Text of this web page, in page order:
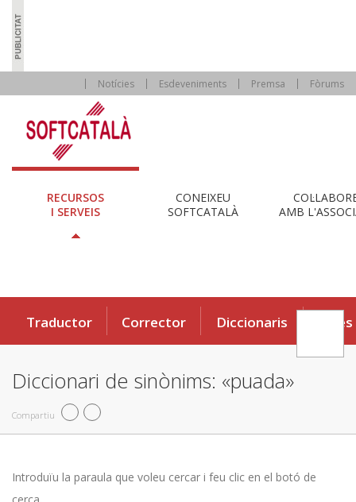
Notícies Esdeveniments Premsa Fòrums
RECURSOS
I SERVEIS
CONEIXEU
SOFTCATALÀ
AMB
Traductor Corrector Diccionaris Eines
Diccionari de sinònims: «puada»
Compartiu
Introduïu la paraula que voleu cercar i feu clic en el botó de